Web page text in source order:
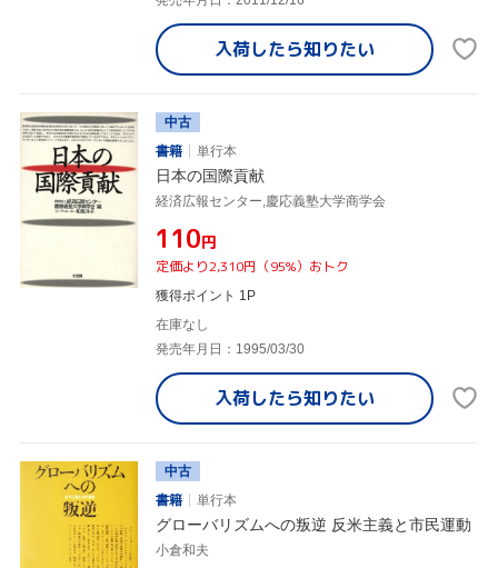
入荷したら知りたい
中古
書籍
単行本
日本の国際貢献
経済広報センター,慶応義塾大学商学会
¥110円
定価より2,310円（95%）おトク
獲得ポイント 1P
在庫なし
発売年月日：1995/03/30
入荷したら知りたい
中古
書籍
単行本
グローバリズムへの叛逆 反米主義と市民運動
小倉和夫